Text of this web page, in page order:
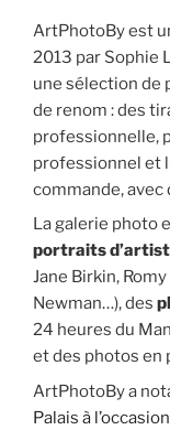
ArtPhotoBy est
2013 par Sophie
une sélection de
de renom : des
professionnelle,
professionnel et
commande,
La galerie photo
portraits
Jane Birkin,
Newman…), des
24 heures du
et des photos en
ArtPhotoBy a
Palais à